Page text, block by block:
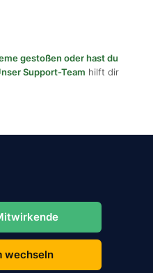
gestoßen oder hast du
Support-Team hilft dir
wechseln